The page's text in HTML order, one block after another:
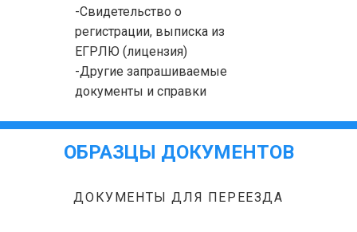
-Свидетельство о
регистрации, выписка из
ЕГРЛЮ (лицензия)
-Другие запрашиваемые
документы и справки
ОБРАЗЦЫ ДОКУМЕНТОВ
ДОКУМЕНТЫ ДЛЯ ПЕРЕЕЗДА